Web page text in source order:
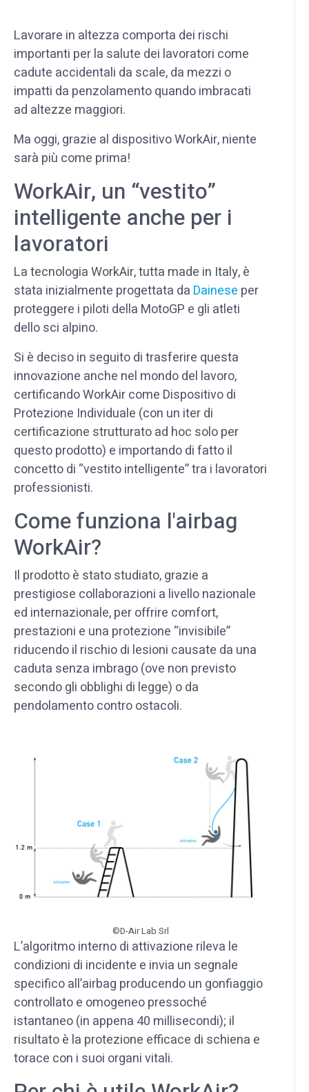
Lavorare in altezza comporta dei rischi
importanti per la salute dei lavoratori come
cadute accidentali da scale, da mezzi o
impatti da penzolamento quando imbracati
ad altezze maggiori.
Ma oggi, grazie al dispositivo WorkAir, niente
sarà più come prima!
WorkAir, un “vestito”
intelligente anche per i
lavoratori
La tecnologia WorkAir, tutta made in Italy, è
stata inizialmente progettata da Dainese per
proteggere i piloti della MotoGP e gli atleti
dello sci alpino.
Si è deciso in seguito di trasferire questa
innovazione anche nel mondo del lavoro,
certificando WorkAir come Dispositivo di
Protezione Individuale (con un iter di
certificazione strutturato ad hoc solo per
questo prodotto) e importando di fatto il
concetto di “vestito intelligente” tra i lavoratori
professionisti.
Come funziona l'airbag
WorkAir?
Il prodotto è stato studiato, grazie a
prestigiose collaborazioni a livello nazionale
ed internazionale, per offrire comfort,
prestazioni e una protezione “invisibile”
riducendo il rischio di lesioni causate da una
caduta senza imbrago (ove non previsto
secondo gli obblighi di legge) o da
pendolamento contro ostacoli.
©D-Air Lab Srl
L’algoritmo interno di attivazione rileva le
condizioni di incidente e invia un segnale
specifico all’airbag producendo un gonfiaggio
controllato e omogeneo pressoché
istantaneo (in appena 40 millisecondi); il
risultato è la protezione efficace di schiena e
torace con i suoi organi vitali.